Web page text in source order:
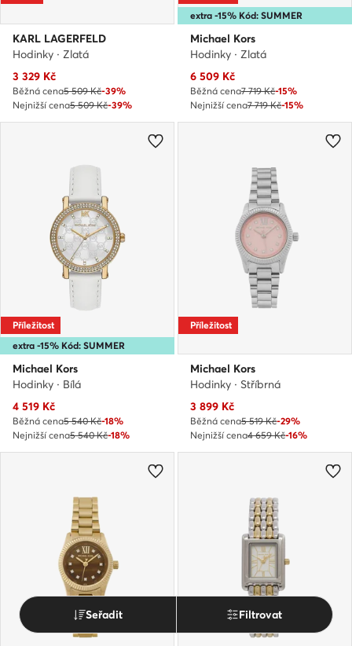
KARL LAGERFELD
Hodinky · Zlatá
Aktuální cena
3 329 Kč
Běžná cena5 509 Kč-39%
Nejnižší cena5 509 Kč-39%
extra -15% Kód: SUMMER
Michael Kors
Hodinky · Zlatá
Aktuální cena
6 509 Kč
Běžná cena7 719 Kč-15%
Nejnižší cena7 719 Kč-15%
extra -15% Kód: SUMMER
Příležitost
Michael Kors
Hodinky · Bílá
Aktuální cena
4 519 Kč
Běžná cena5 540 Kč-18%
Nejnižší cena5 540 Kč-18%
Příležitost
Michael Kors
Hodinky · Stříbrná
Aktuální cena
3 899 Kč
Běžná cena5 519 Kč-29%
Nejnižší cena4 659 Kč-16%
Seřadit Filtrovat